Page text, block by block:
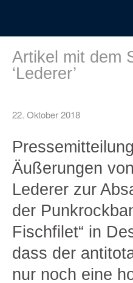
Artikel mit dem
‘Lederer’
22. Oktober 2018
Äußerungen
Lederer zur
der
Fischfilet“ in
dass der
nur noch eine